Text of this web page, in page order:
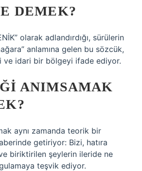
DEMEK?
olarak adlandırdığı, sürülerin
anlamına gelen bu sözcük,
ve idari bir bölgeyi ifade ediyor.
ANIMSAMAK
aynı zamanda teorik bir
getiriyor: Bizi, hatıra
biriktirilen şeylerin ileride ne
teşvik ediyor.